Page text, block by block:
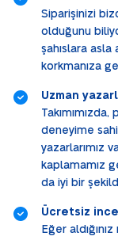
Siparişinizi
olduğunu
şahıslara asla
korkmanıza
Uzman
deneyime
yazarlarımız
kaplamamız
da iyi bir
Ücretsiz
Eğer